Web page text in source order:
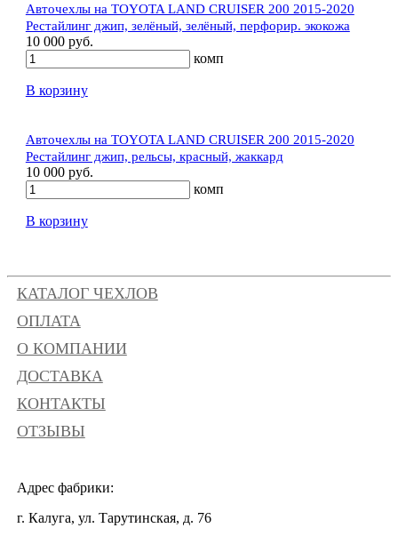
Авточехлы на TOYOTA LAND CRUISER 200 2015-2020
Рестайлинг джип, зелёный, зелёный, перфорир. экокожа
10 000 руб.
комп
В корзину
Авточехлы на TOYOTA LAND CRUISER 200 2015-2020
Рестайлинг джип, рельсы, красный, жаккард
10 000 руб.
комп
В корзину
КАТАЛОГ ЧЕХЛОВ
ОПЛАТА
О КОМПАНИИ
ДОСТАВКА
КОНТАКТЫ
ОТЗЫВЫ
Адрес фабрики:
г. Калуга, ул. Тарутинская, д. 76